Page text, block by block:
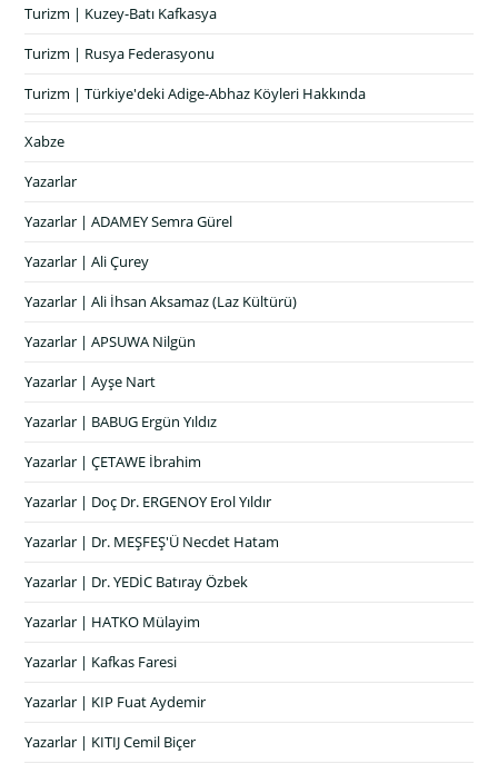
Turizm | Kuzey-Batı Kafkasya
Turizm | Rusya Federasyonu
Turizm | Türkiye'deki Adige-Abhaz Köyleri Hakkında
Xabze
Yazarlar
Yazarlar | ADAMEY Semra Gürel
Yazarlar | Ali Çurey
Yazarlar | Ali İhsan Aksamaz (Laz Kültürü)
Yazarlar | APSUWA Nilgün
Yazarlar | Ayşe Nart
Yazarlar | BABUG Ergün Yıldız
Yazarlar | ÇETAWE İbrahim
Yazarlar | Doç Dr. ERGENOY Erol Yıldır
Yazarlar | Dr. MEŞFEŞ'Ü Necdet Hatam
Yazarlar | Dr. YEDİC Batıray Özbek
Yazarlar | HATKO Mülayim
Yazarlar | Kafkas Faresi
Yazarlar | KIP Fuat Aydemir
Yazarlar | KITIJ Cemil Biçer